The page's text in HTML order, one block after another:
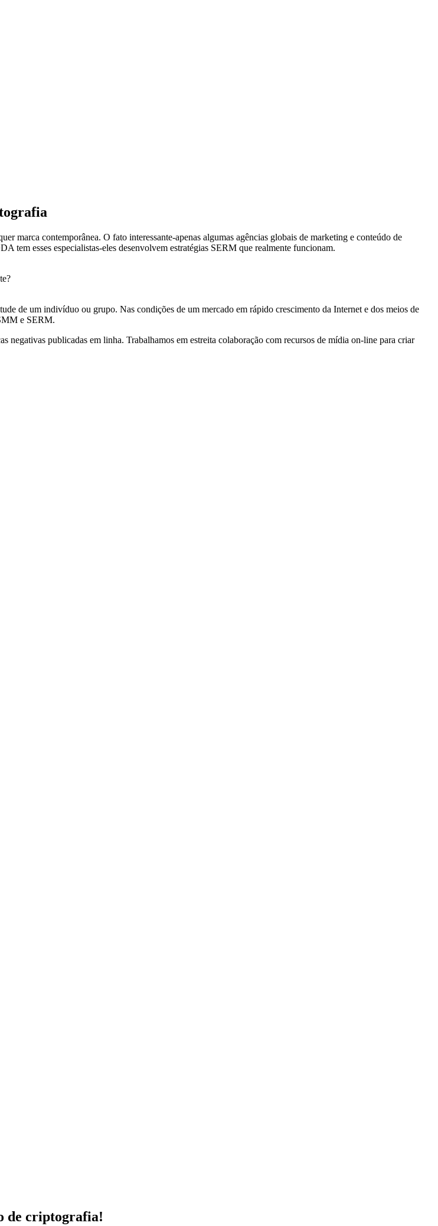
marca contemporânea. O fato interessante-apenas algumas agências globais de marketing e conteúdo de
tem esses especialistas-eles desenvolvem estratégias SERM que realmente funcionam.
de um indivíduo ou grupo. Nas condições de um mercado em rápido crescimento da Internet e dos meios de
e SERM.
publicadas em linha. Trabalhamos em estreita colaboração com recursos de mídia on-line para criar
de criptografia!